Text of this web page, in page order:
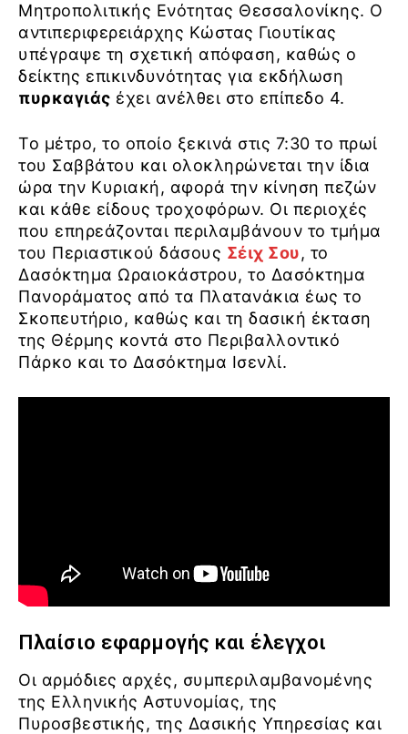
Μητροπολιτικής Ενότητας Θεσσαλονίκης. Ο
αντιπεριφερειάρχης Κώστας Γιουτίκας
υπέγραψε τη σχετική απόφαση, καθώς ο
δείκτης επικινδυνότητας για εκδήλωση
πυρκαγιάς έχει ανέλθει στο επίπεδο 4.
Το μέτρο, το οποίο ξεκινά στις 7:30 το πρωί
του Σαββάτου και ολοκληρώνεται την ίδια
ώρα την Κυριακή, αφορά την κίνηση πεζών
και κάθε είδους τροχοφόρων. Οι περιοχές
που επηρεάζονται περιλαμβάνουν το τμήμα
του Περιαστικού δάσους Σέιχ Σου, το
Δασόκτημα Ωραιοκάστρου, το Δασόκτημα
Πανοράματος από τα Πλατανάκια έως το
Σκοπευτήριο, καθώς και τη δασική έκταση
της Θέρμης κοντά στο Περιβαλλοντικό
Πάρκο και το Δασόκτημα Ισενλί.
Πλαίσιο εφαρμογής και έλεγχοι
Οι αρμόδιες αρχές, συμπεριλαμβανομένης
της Ελληνικής Αστυνομίας, της
Πυροσβεστικής, της Δασικής Υπηρεσίας και